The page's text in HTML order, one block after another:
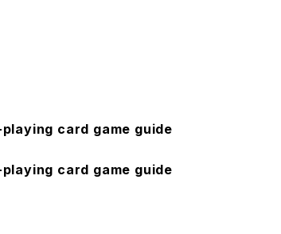
-playing card game guide
-playing card game guide